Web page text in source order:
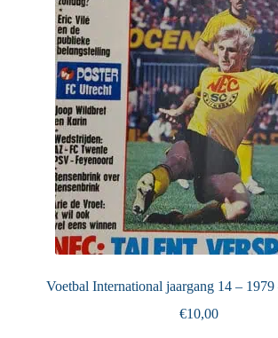
Contact
Voetbal International jaargang 14 –
€10,00